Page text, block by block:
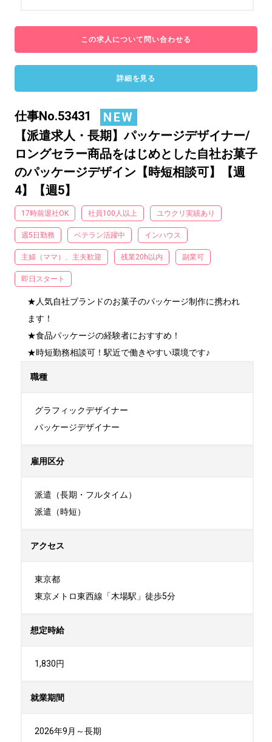
この求人について問い合わせる
詳細を見る
仕事No.53431
NEW
【派遣求人・長期】パッケージデザイナー/
ロングセラー商品をはじめとした自社お菓子
のパッケージデザイン【時短相談可】【週
4】【週5】
17時前退社OK 社員100人以上 ユウクリ実績あり
週5日勤務 ベテラン活躍中 インハウス
主婦（ママ）、主夫歓迎 残業20h以内 副業可
即日スタート
★人気自社ブランドのお菓子のパッケージ制作に携われ
ます！
★食品パッケージの経験者におすすめ！
★時短勤務相談可！駅近で働きやすい環境です♪
職種
グラフィックデザイナー
パッケージデザイナー
雇用区分
派遣（長期・フルタイム）
派遣（時短）
アクセス
東京都
東京メトロ東西線「木場駅」徒歩5分
想定時給
1,830円
就業期間
2026年9月～長期